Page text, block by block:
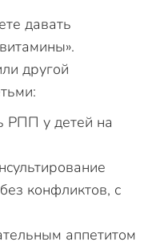
давать
другой
РПП у детей на
конфликтов, с
аппетитом